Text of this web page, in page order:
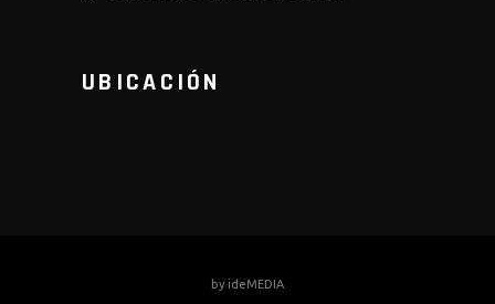
UBICACIÓN
by ideMEDIA